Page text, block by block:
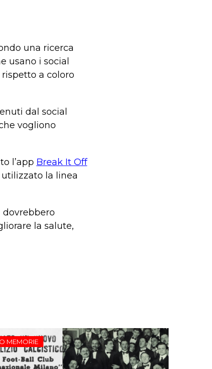
una ricerca
usano i social
a coloro
dal social
vogliono
l’app Break It Off
la linea
la salute,
MEMORIE